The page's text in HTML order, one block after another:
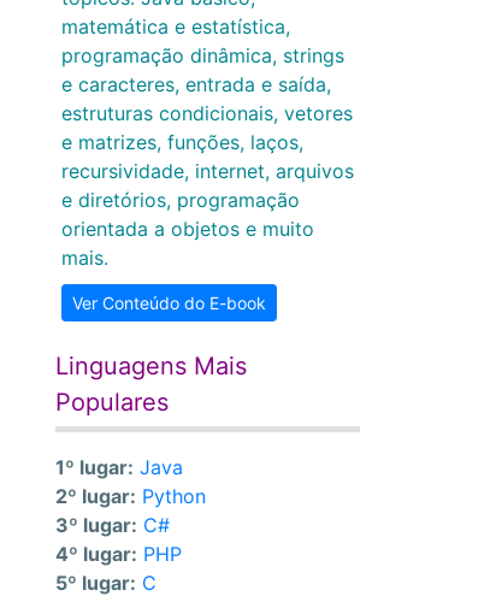
matemática e estatística,
programação dinâmica, strings
e caracteres, entrada e saída,
estruturas condicionais, vetores
e matrizes, funções, laços,
recursividade, internet, arquivos
e diretórios, programação
orientada a objetos e muito
mais.
Ver Conteúdo do E-book
Linguagens Mais
Populares
1º lugar: Java
2º lugar: Python
3º lugar: C#
4º lugar: PHP
5º lugar: C